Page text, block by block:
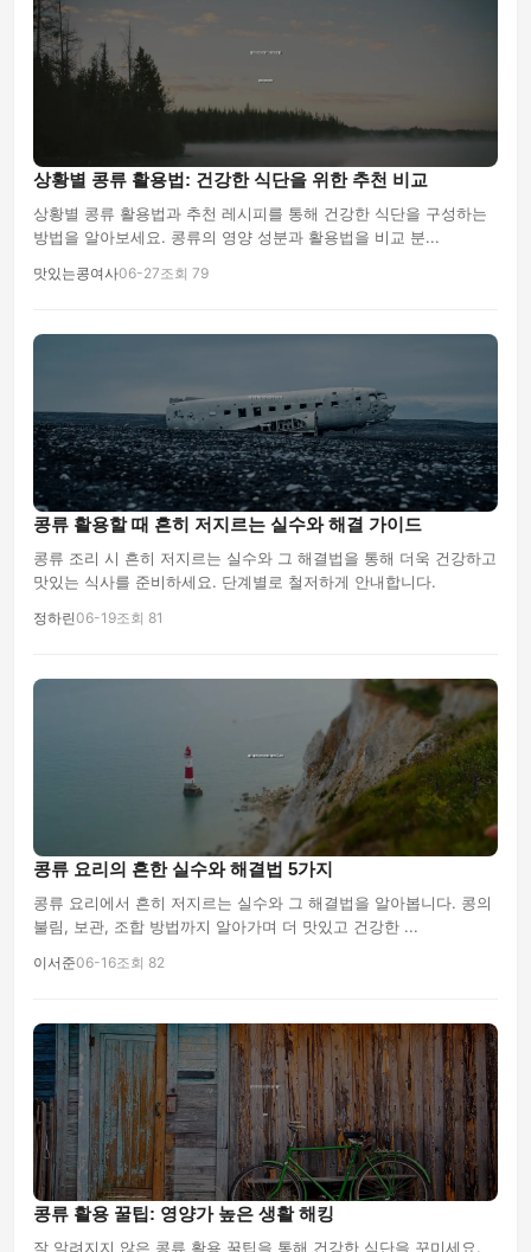
상황별 콩류 활용법: 건강한 식단을 위한 추천 비교
상황별 콩류 활용법과 추천 레시피를 통해 건강한 식단을 구성하는
방법을 알아보세요. 콩류의 영양 성분과 활용법을 비교 분...
맛있는콩여사06-27조회 79
콩류 활용할 때 흔히 저지르는 실수와 해결 가이드
콩류 조리 시 흔히 저지르는 실수와 그 해결법을 통해 더욱 건강하고
맛있는 식사를 준비하세요. 단계별로 철저하게 안내합니다.
정하린06-19조회 81
콩류 요리의 흔한 실수와 해결법 5가지
콩류 요리에서 흔히 저지르는 실수와 그 해결법을 알아봅니다. 콩의
불림, 보관, 조합 방법까지 알아가며 더 맛있고 건강한 ...
이서준06-16조회 82
콩류 활용 꿀팁: 영양가 높은 생활 해킹
잘 알려지지 않은 콩류 활용 꿀팁을 통해 건강한 식단을 꾸미세요.